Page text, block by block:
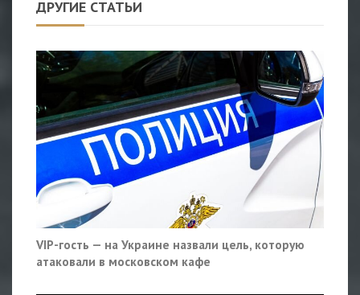
ДРУГИЕ СТАТЬИ
VIP-гость — на Украине назвали цель, которую
атаковали в московском кафе